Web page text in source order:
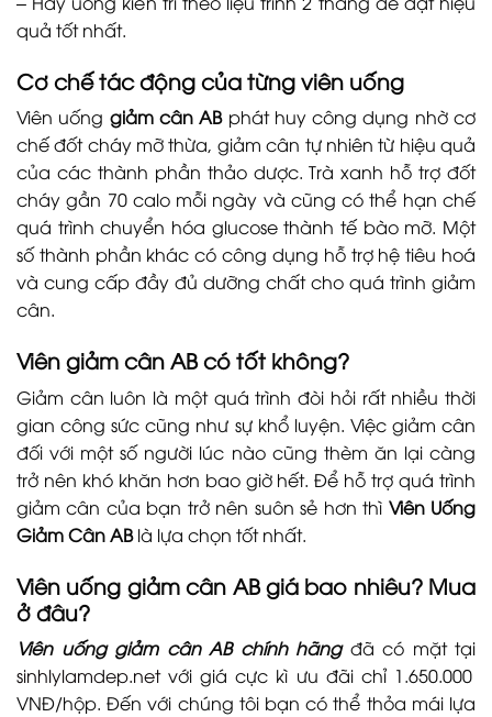
quả tốt nhất.
Cơ chế tác động của từng viên uống
Viên uống giảm cân ABphát huy công dụng nhờ cơ
chế đốt cháy mỡ thừa, giảm cân tự nhiên từ hiệu quả
của các thành phần thảo dược. Trà xanh hỗ trợ đốt
cháy gần 70 calo mỗi ngày và cũng có thể hạn chế
quá trình chuyển hóa glucose thành tế bào mỡ. Một
số thành phần khác có công dụng hỗ trợ hệ tiêu hoá
và cung cấp đầy đủ dưỡng chất cho quá trình giảm
cân.
Viên giảm cân AB có tốt không?
Giảm cân luôn là một quá trình đòi hỏi rất nhiều thời
gian công sức cũng như sự khổ luyện. Việc giảm cân
đối với một số người lúc nào cũng thèm ăn lại càng
trở nên khó khăn hơn bao giờ hết. Để hỗ trợ quá trình
giảm cân của bạn trở nên suôn sẻ hơn thì Viên Uống
Giảm Cân ABlà lựa chọn tốt nhất.
Viên uống giảm cân AB giá bao nhiêu? Mua
ở đâu?
Viên uống giảm cân AB chính hãngđã có mặt tại
sinhlylamdep.netvới giá cực kì ưu đãi chỉ 1.650.000
VNĐ/hộp. Đến với chúng tôi bạn có thể thỏa mái lựa